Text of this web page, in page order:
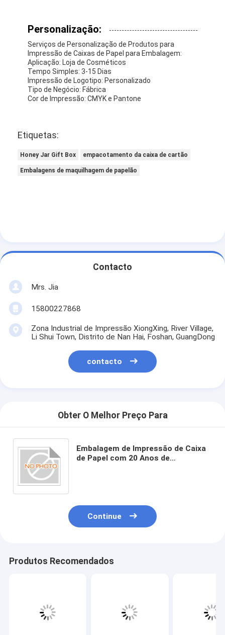
Personalização:
Serviços de Personalização de Produtos para
Impressão de Caixas de Papel para Embalagem:
Aplicação: Loja de Cosméticos
Tempo Simples: 3-15 Dias
Impressão de Logotipo: Personalizado
Tipo de Negócio: Fábrica
Cor de Impressão: CMYK e Pantone
Etiquetas:
Honey Jar Gift Box empacotamento da caixa de cartão
Embalagens de maquilhagem de papelão
Contacto
Mrs. Jia
15800227868
Zona Industrial de Impressão XiongXing, River Village,
Li Shui Town, Distrito de Nan Hai, Foshan, GuangDong
contacto
Obter O Melhor Preço Para
Embalagem de Impressão de Caixa
de Papel com 20 Anos de
Continue
Produtos Recomendados